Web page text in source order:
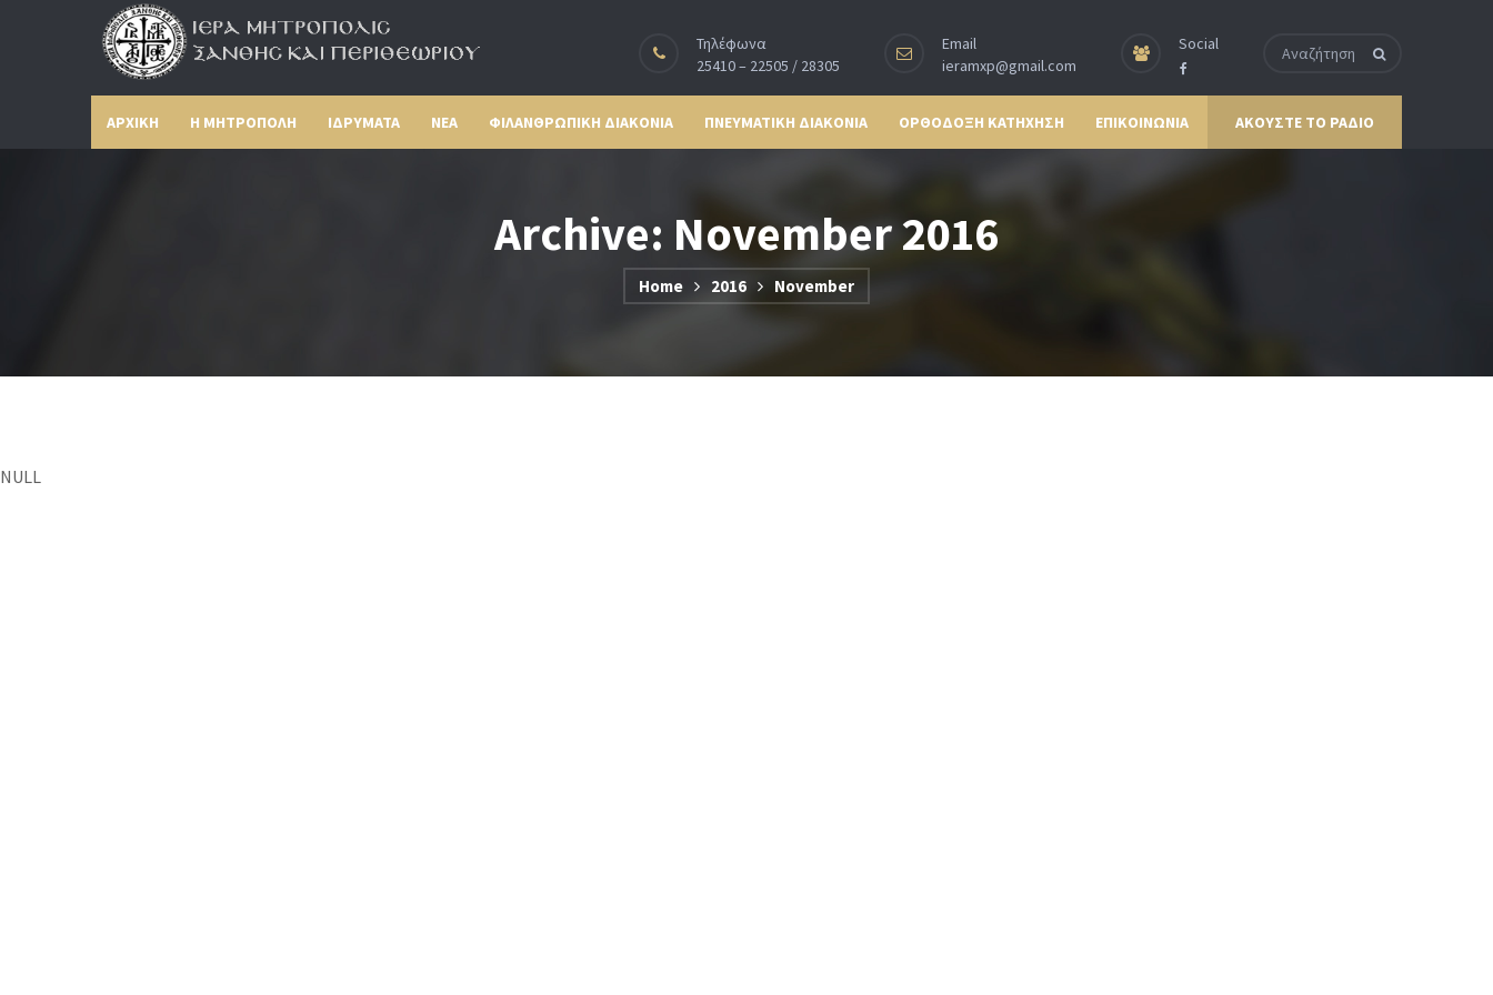
Τηλέφωνα
25410 – 22505 / 28305
Email
ieramxp@gmail.com
Social
ΑΡΧΙΚΗ Η ΜΗΤΡΟΠΟΛΗ ΙΔΡΥΜΑΤΑ ΝΕΑ ΦΙΛΑΝΘΡΩΠΙΚΗ ΔΙΑΚΟΝΙΑ ΠΝΕΥΜΑΤΙΚΗ ΔΙΑΚΟΝΙΑ ΟΡΘΟΔΟΞΗ ΚΑΤΗΧΗΣΗ ΕΠΙΚΟΙΝΩΝΙΑ ΑΚΟΥΣΤΕ ΤΟ ΡΑΔΙΟ
Archive: November 2016
Home 2016 November
NULL